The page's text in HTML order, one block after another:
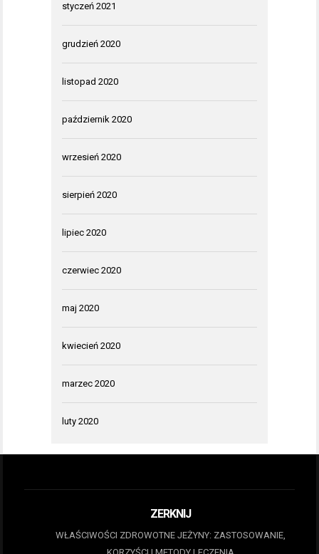
styczeń 2021
grudzień 2020
listopad 2020
październik 2020
wrzesień 2020
sierpień 2020
lipiec 2020
czerwiec 2020
maj 2020
kwiecień 2020
marzec 2020
luty 2020
ZERKNIJ
WŁAŚCIWOŚCI ZDROWOTNE JEŻYNY: ZASTOSOWANIE,